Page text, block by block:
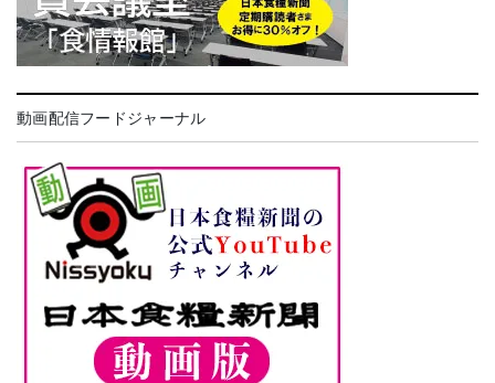
動画配信フードジャーナル